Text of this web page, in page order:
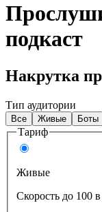
подкаст
Накрутка
Тип аудитории
Все Живые Боты
Тариф
Живые
Скорость до 100